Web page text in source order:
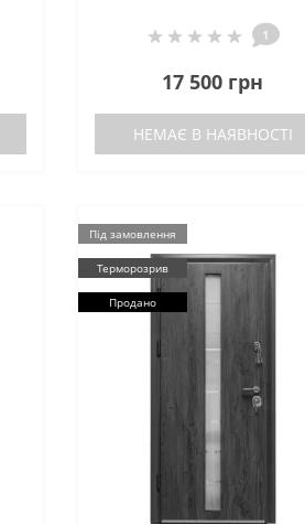
1
17 500 грн
НЕМАЄ В НАЯВНОСТІ
Під замовлення
Терморозрив
Продано